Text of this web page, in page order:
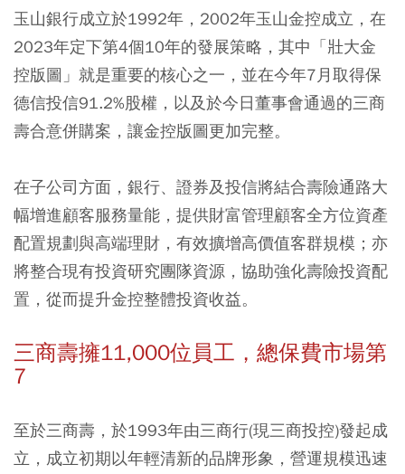
玉山銀行成立於1992年，2002年玉山金控成立，在
2023年定下第4個10年的發展策略，其中「壯大金
控版圖」就是重要的核心之一，並在今年7月取得保
德信投信91.2%股權，以及於今日董事會通過的三商
壽合意併購案，讓金控版圖更加完整。
在子公司方面，銀行、證券及投信將結合壽險通路大
幅增進顧客服務量能，提供財富管理顧客全方位資產
配置規劃與高端理財，有效擴增高價值客群規模；亦
將整合現有投資研究團隊資源，協助強化壽險投資配
置，從而提升金控整體投資收益。
三商壽擁11,000位員工，總保費市場第
7
至於三商壽，於1993年由三商行(現三商投控)發起成
立，成立初期以年輕清新的品牌形象，營運規模迅速